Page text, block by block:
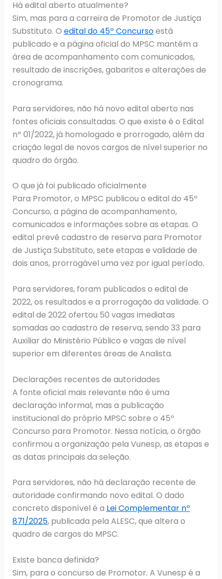
Há edital aberto atualmente?
Sim, mas para a carreira de Promotor de Justiça
Substituto. O edital do 45º Concursoestá
publicado e a página oficial do MPSC mantém a
área de acompanhamento com comunicados,
resultado de inscrições, gabaritos e alterações de
cronograma.
Para servidores, não há novo edital aberto nas
fontes oficiais consultadas. O que existe é o Edital
nº 01/2022, já homologado e prorrogado, além da
criação legal de novos cargos de nível superior no
quadro do órgão.
O que já foi publicado oficialmente
Para Promotor, o MPSC publicou o edital do 45º
Concurso, a página de acompanhamento,
comunicados e informações sobre as etapas. O
edital prevê cadastro de reserva para Promotor
de Justiça Substituto, sete etapas e validade de
dois anos, prorrogável uma vez por igual período.
Para servidores, foram publicados o edital de
2022, os resultados e a prorrogação da validade. O
edital de 2022 ofertou 50 vagas imediatas
somadas ao cadastro de reserva, sendo 33 para
Auxiliar do Ministério Público e vagas de nível
superior em diferentes áreas de Analista.
Declarações recentes de autoridades
A fonte oficial mais relevante não é uma
declaração informal, mas a publicação
institucional do próprio MPSC sobre o 45º
Concurso para Promotor. Nessa notícia, o órgão
confirmou a organização pela Vunesp, as etapas e
as datas principais da seleção.
Para servidores, não há declaração recente de
autoridade confirmando novo edital. O dado
concreto disponível é a Lei Complementar nº
871/2025, publicada pela ALESC, que altera o
quadro de cargos do MPSC.
Existe banca definida?
Sim, para o concurso de Promotor. A Vunesp é a